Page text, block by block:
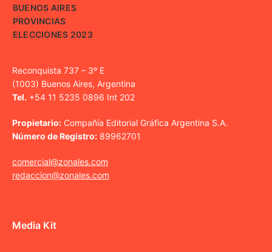
BUENOS AIRES
PROVINCIAS
ELECCIONES 2023
Reconquista 737 – 3º E
(1003) Buenos Aires, Argentina
Tel. +54 11 5235 0896 Int 202
Propietario: Compañía Editorial Gráfica Argentina S.A.
Número de Registro: 89962701
comercial@zonales.com
redaccion@zonales.com
Media Kit